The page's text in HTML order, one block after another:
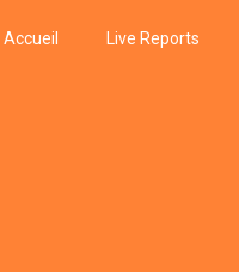
Accueil Live Reports